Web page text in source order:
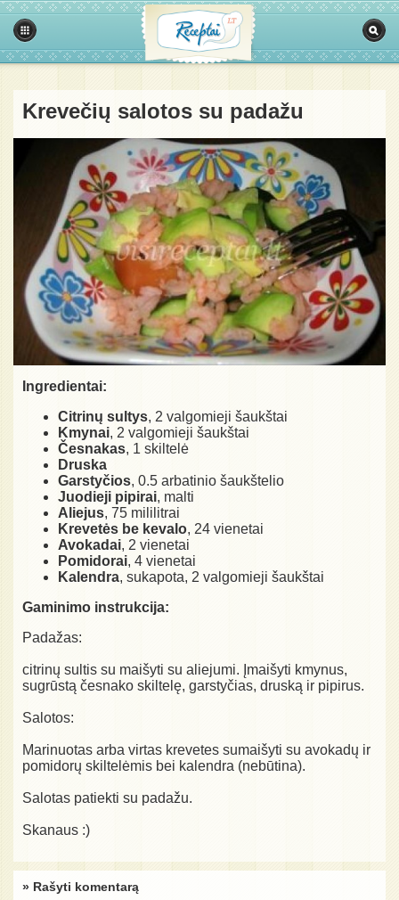
Krevečių salotos su padažu
Ingredientai:
Citrinų sultys, 2 valgomieji šaukštai
Kmynai, 2 valgomieji šaukštai
Česnakas, 1 skiltelė
Druska
Garstyčios, 0.5 arbatinio šaukštelio
Juodieji pipirai, malti
Aliejus, 75 mililitrai
Krevetės be kevalo, 24 vienetai
Avokadai, 2 vienetai
Pomidorai, 4 vienetai
Kalendra, sukapota, 2 valgomieji šaukštai
Gaminimo instrukcija:
Padažas:
citrinų sultis su maišyti su aliejumi. Įmaišyti kmynus,
sugrūstą česnako skiltelę, garstyčias, druską ir pipirus.
Salotos:
Marinuotas arba virtas krevetes sumaišyti su avokadų ir
pomidorų skiltelėmis bei kalendra (nebūtina).
Salotas patiekti su padažu.
Skanaus :)
» Rašyti komentarą